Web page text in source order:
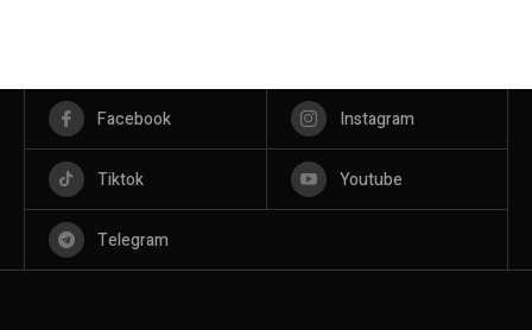
Facebook Instagram
Tiktok Youtube
Telegram